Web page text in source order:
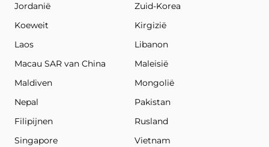
Jordanië
Zuid-Korea
Koeweit
Kirgizië
Laos
Libanon
Macau SAR van China
Maleisië
Maldiven
Mongolië
Nepal
Pakistan
Filipijnen
Rusland
Singapore
Vietnam